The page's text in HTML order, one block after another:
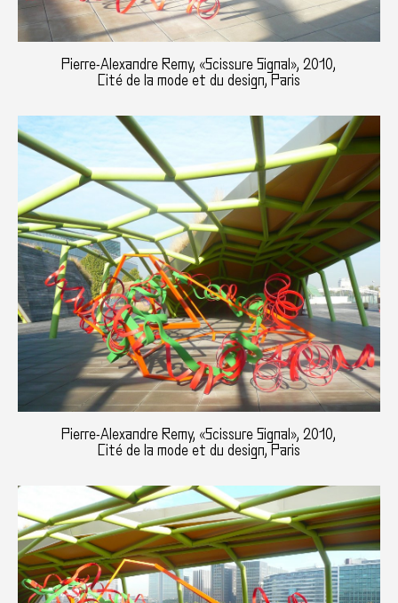
Pierre-Alexandre Remy, «Scissure Signal», 2010,
Cité de la mode et du design, Paris
Pierre-Alexandre Remy, «Scissure Signal», 2010,
Cité de la mode et du design, Paris